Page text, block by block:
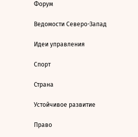
Форум
Ведомости Северо-Запад
Идеи управления
Спорт
Страна
Устойчивое развитие
Право